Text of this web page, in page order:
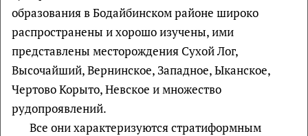
образования в Бодайбинском районе широко
распространены и хорошо изучены, ими
представлены месторождения Сухой Лог,
Высочайший, Вернинское, Западное, Ыканское,
Чертово Корыто, Невское и множество
рудопроявлений.
Все они характеризуются стратиформным